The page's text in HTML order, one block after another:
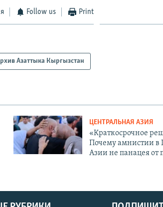
Follow us Print
Азаттыка Кыргызстан
ЦЕНТРАЛЬНАЯ АЗИЯ
«Краткосрочное
Почему амнистии в
Азии не панацея от